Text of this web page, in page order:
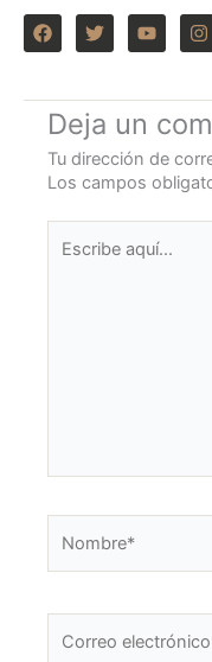
F
a
b
o
o
k
T
w
t
e
r
Y
o
u
b
e
I
n
a
g
r
a
Deja un
Tu dirección de
Los campos
aquí...
electrónico*